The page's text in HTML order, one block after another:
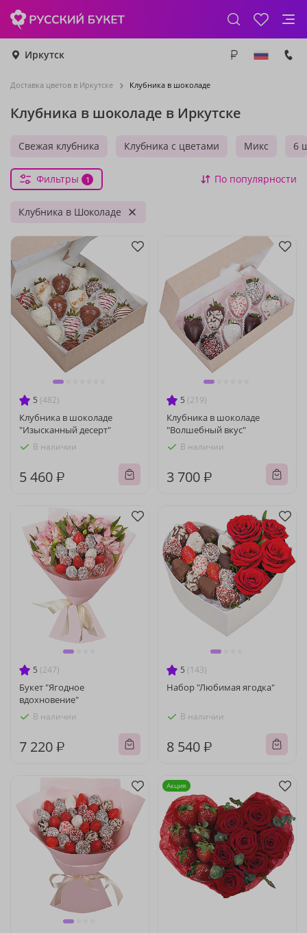
Иркутск
Доставка цветов в Иркутске Клубника в шоколаде
Клубника в шоколаде в Иркутске
Свежая клубника Клубника с цветами Микс 6
Фильтры 1 По популярности
Клубника в Шоколаде
5 (482)
Клубника в шоколаде
"Изысканный десерт"
В наличии
5 460 ₽
5 (219)
Клубника в шоколаде
"Волшебный вкус"
В наличии
3 700 ₽
5 (247)
Букет "Ягодное
вдохновение"
В наличии
7 220 ₽
5 (143)
Набор "Любимая ягодка"
В наличии
8 540 ₽
Акция